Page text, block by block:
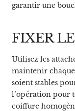
garantir une
FIXER
Utilisez les
maintenir
soient stables
l’opération pour
coiffure